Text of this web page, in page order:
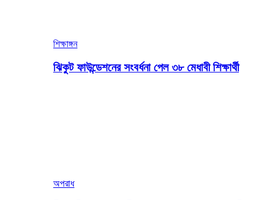
শিক্ষাঙ্গন
ঝিকুট ফাউন্ডেশনের সংবর্ধনা পেল ৩৮ মেধাবী শিক্ষার্থী
অপরাধ